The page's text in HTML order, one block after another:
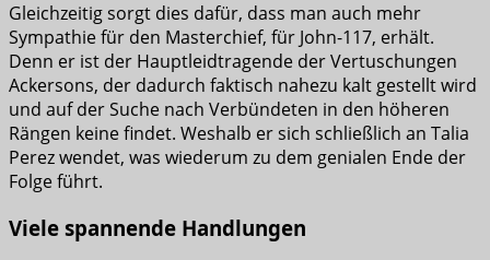
Gleichzeitig sorgt dies dafür, dass man auch mehr
Sympathie für den Masterchief, für John-117, erhält.
Denn er ist der Hauptleidtragende der Vertuschungen
Ackersons, der dadurch faktisch nahezu kalt gestellt wird
und auf der Suche nach Verbündeten in den höheren
Rängen keine findet. Weshalb er sich schließlich an Talia
Perez wendet, was wiederum zu dem genialen Ende der
Folge führt.
Viele spannende Handlungen